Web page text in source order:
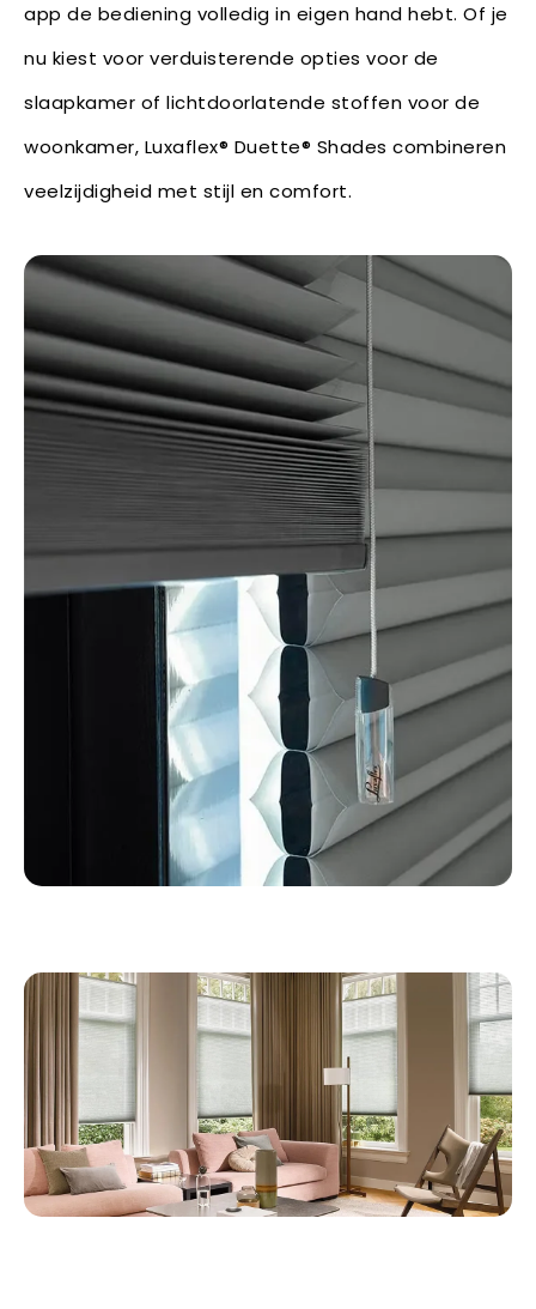
app de bediening volledig in eigen hand hebt. Of je
nu kiest voor verduisterende opties voor de
slaapkamer of lichtdoorlatende stoffen voor de
woonkamer, Luxaflex® Duette® Shades combineren
veelzijdigheid met stijl en comfort.